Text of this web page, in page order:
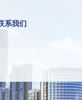
系我们